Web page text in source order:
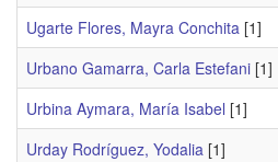
Ugarte Flores, Mayra Conchita [1]
Urbano Gamarra, Carla Estefani [1]
Urbina Aymara, María Isabel [1]
Urday Rodríguez, Yodalia [1]